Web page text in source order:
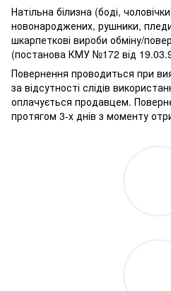
Натільна білизна (боді,
новонароджених, рушники,
шкарпеткові вироби обміну/
(постанова КМУ №172 від
Повернення проводиться при
за відсутності слідів
оплачується продавцем.
протягом 3-х днів з моменту